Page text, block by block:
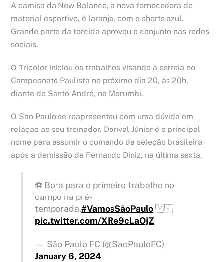
A camisa da New Balance, a nova fornecedora de
material esportivo, é laranja, com o shorts azul.
Grande parte da torcida aprovou o conjunto nas redes
sociais.
O Tricolor iniciou os trabalhos visando a estreia no
Campeonato Paulista no próximo dia 20, às 20h,
diante do Santo André, no Morumbi.
O São Paulo se reapresentou com uma dúvida em
relação ao seu treinador. Dorival Júnior é o principal
nome para assumir o comando da seleção brasileira
após a demissão de Fernando Diniz, na última sexta.
⚽️ Bora para o primeiro trabalho no
campo na pré-
temporada.#VamosSãoPaulo🇾🇪
pic.twitter.com/XRe9cLaOjZ
— São Paulo FC (@SaoPauloFC)
January 6, 2024